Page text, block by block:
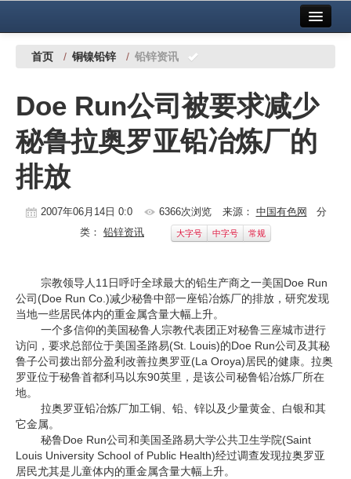
中国有色金属报社主办 广告服务
铜镍铅锌
铝
稀有稀土
有色市场
地矿 建设
党建工作
企业文化
《资源再生》杂志
行情报价
数字报
首页 / 铜镍铅锌 / 铅锌资讯
Doe Run公司被要求减少
秘鲁拉奥罗亚铅冶炼厂的
排放
2007年06月14日 0:0 6366次浏览 来源： 中国有色网 分
类： 铅锌资讯 大字号 中字号 常规
宗教领导人11日呼吁全球最大的铅生产商之一美国Doe Run
公司(Doe Run Co.)减少秘鲁中部一座铅冶炼厂的排放，研究发现
当地一些居民体内的重金属含量大幅上升。
一个多信仰的美国秘鲁人宗教代表团正对秘鲁三座城市进行
访问，要求总部位于美国圣路易(St. Louis)的Doe Run公司及其秘
鲁子公司拨出部分盈利改善拉奥罗亚(La Oroya)居民的健康。拉奥
罗亚位于秘鲁首都利马以东90英里，是该公司秘鲁铅冶炼厂所在
地。
拉奥罗亚铅冶炼厂加工铜、铅、锌以及少量黄金、白银和其
它金属。
秘鲁Doe Run公司和美国圣路易大学公共卫生学院(Saint
Louis University School of Public Health)经过调查发现拉奥罗亚
居民尤其是儿童体内的重金属含量大幅上升。